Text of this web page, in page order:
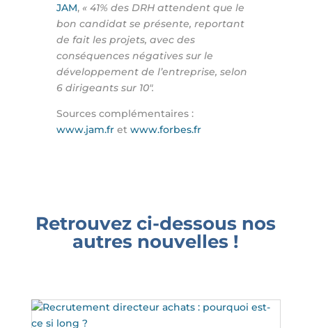
JAM,« 41% des DRH attendent que le
bon candidat se présente, reportant
de fait les projets, avec des
conséquences négatives sur le
développement de l’entreprise, selon
6 dirigeants sur 10″.
Sources complémentaires :
www.jam.fr et www.forbes.fr
Retrouvez ci-dessous nos
autres nouvelles !